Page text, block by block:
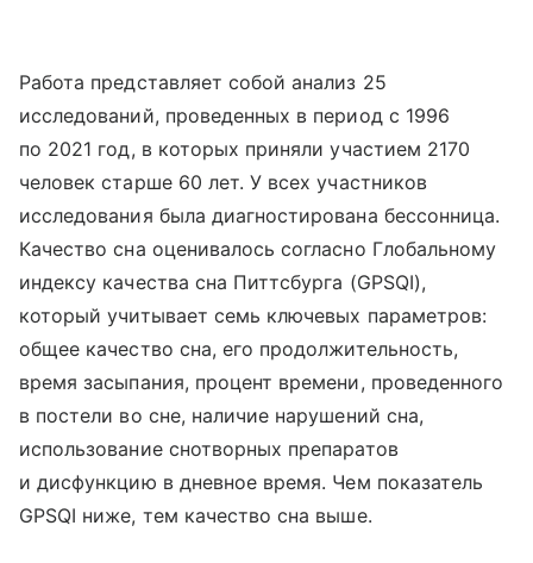
Работа представляет собой анализ 25
исследований, проведенных в период с 1996
по 2021 год, в которых приняли участием 2170
человек старше 60 лет. У всех участников
исследования была диагностирована бессонница.
Качество сна оценивалось согласно Глобальному
индексу качества сна Питтсбурга (GPSQI),
который учитывает семь ключевых параметров:
общее качество сна, его продолжительность,
время засыпания, процент времени, проведенного
в постели во сне, наличие нарушений сна,
использование снотворных препаратов
и дисфункцию в дневное время. Чем показатель
GPSQI ниже, тем качество сна выше.